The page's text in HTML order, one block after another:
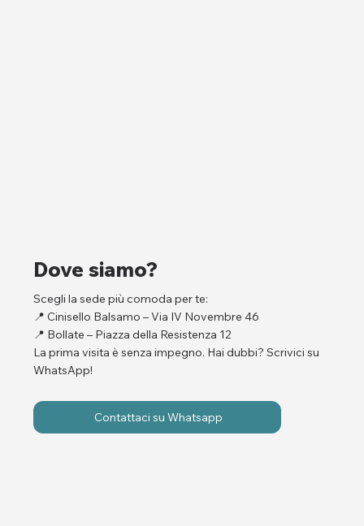
Dove siamo?
Scegli la sede più comoda per te:
📍 Cinisello Balsamo – Via IV Novembre 46
📍 Bollate – Piazza della Resistenza 12
La prima visita è senza impegno. Hai dubbi? Scrivici su
WhatsApp!
Contattaci su Whatsapp